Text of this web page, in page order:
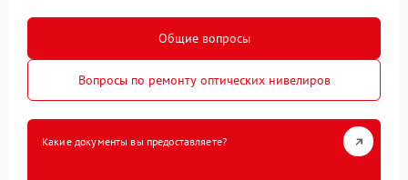
Общие вопросы
Вопросы по ремонту оптических нивелиров
Какие документы вы предоставляете?